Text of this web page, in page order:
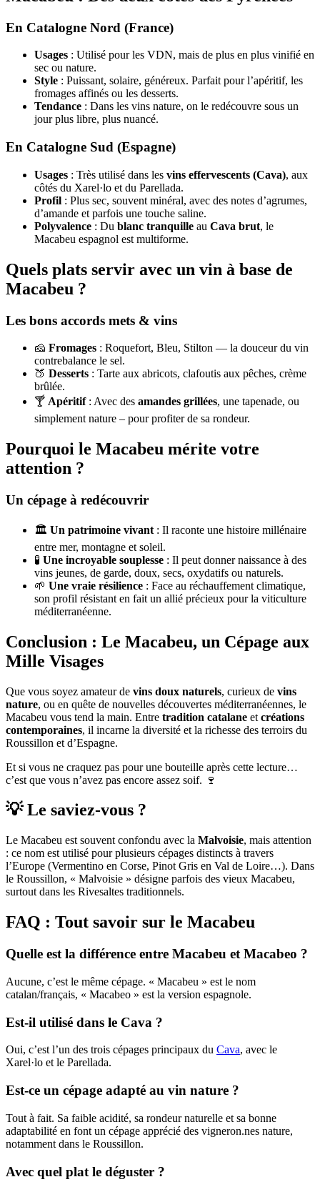
En Catalogne Nord (France)
Usages : Utilisé pour les VDN, mais de plus en plus vinifié en
sec ou nature.
Style : Puissant, solaire, généreux. Parfait pour l’apéritif, les
fromages affinés ou les desserts.
Tendance : Dans les vins nature, on le redécouvre sous un
jour plus libre, plus nuancé.
En Catalogne Sud (Espagne)
Usages : Très utilisé dans les vins effervescents (Cava), aux
côtés du Xarel·lo et du Parellada.
Profil : Plus sec, souvent minéral, avec des notes d’agrumes,
d’amande et parfois une touche saline.
Polyvalence : Du blanc tranquille au Cava brut, le
Macabeu espagnol est multiforme.
Quels plats servir avec un vin à base de
Macabeu ?
Les bons accords mets & vins
🧀 Fromages : Roquefort, Bleu, Stilton — la douceur du vin
contrebalance le sel.
🍑 Desserts : Tarte aux abricots, clafoutis aux pêches, crème
brûlée.
🍸 Apéritif: Avec des amandes grillées, une tapenade, ou
simplement nature – pour profiter de sa rondeur.
Pourquoi le Macabeu mérite votre
attention ?
Un cépage à redécouvrir
🏛️ Un patrimoine vivant : Il raconte une histoire millénaire
entre mer, montagne et soleil.
🧪 Une incroyable souplesse : Il peut donner naissance à des
vins jeunes, de garde, doux, secs, oxydatifs ou naturels.
🌱 Une vraie résilience : Face au réchauffement climatique,
son profil résistant en fait un allié précieux pour la viticulture
méditerranéenne.
Conclusion : Le Macabeu, un Cépage aux
Mille Visages
Que vous soyez amateur de vins doux naturels, curieux de vins
nature, ou en quête de nouvelles découvertes méditerranéennes, le
Macabeu vous tend la main. Entre tradition catalane et créations
contemporaines, il incarne la diversité et la richesse des terroirs du
Roussillon et d’Espagne.
Et si vous ne craquez pas pour une bouteille après cette lecture…
c’est que vous n’avez pas encore assez soif. 🍷
💡 Le saviez-vous ?
Le Macabeu est souvent confondu avec la Malvoisie, mais attention
: ce nom est utilisé pour plusieurs cépages distincts à travers
l’Europe (Vermentino en Corse, Pinot Gris en Val de Loire…). Dans
le Roussillon, « Malvoisie » désigne parfois des vieux Macabeu,
surtout dans les Rivesaltes traditionnels.
FAQ : Tout savoir sur le Macabeu
Quelle est la différence entre Macabeu et Macabeo ?
Aucune, c’est le même cépage. « Macabeu » est le nom
catalan/français, « Macabeo » est la version espagnole.
Est-il utilisé dans le Cava ?
Oui, c’est l’un des trois cépages principaux du Cava, avec le
Xarel·lo et le Parellada.
Est-ce un cépage adapté au vin nature ?
Tout à fait. Sa faible acidité, sa rondeur naturelle et sa bonne
adaptabilité en font un cépage apprécié des vigneron.nes nature,
notamment dans le Roussillon.
Avec quel plat le déguster ?